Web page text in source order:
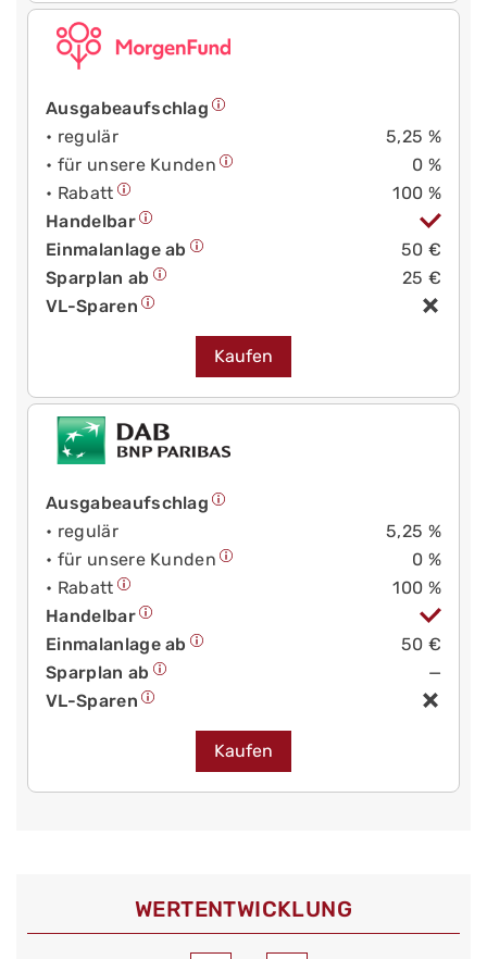
Ausgabeaufschlag
• regulär
5,25 %
• für unsere Kunden
0 %
• Rabatt
100 %
Handelbar
Einmalanlage ab
50 €
Sparplan ab
25 €
VL-Sparen
Kaufen
Ausgabeaufschlag
• regulär
5,25 %
• für unsere Kunden
0 %
• Rabatt
100 %
Handelbar
Einmalanlage ab
50 €
Sparplan ab
—
VL-Sparen
Kaufen
WERT­ENTWICKLUNG